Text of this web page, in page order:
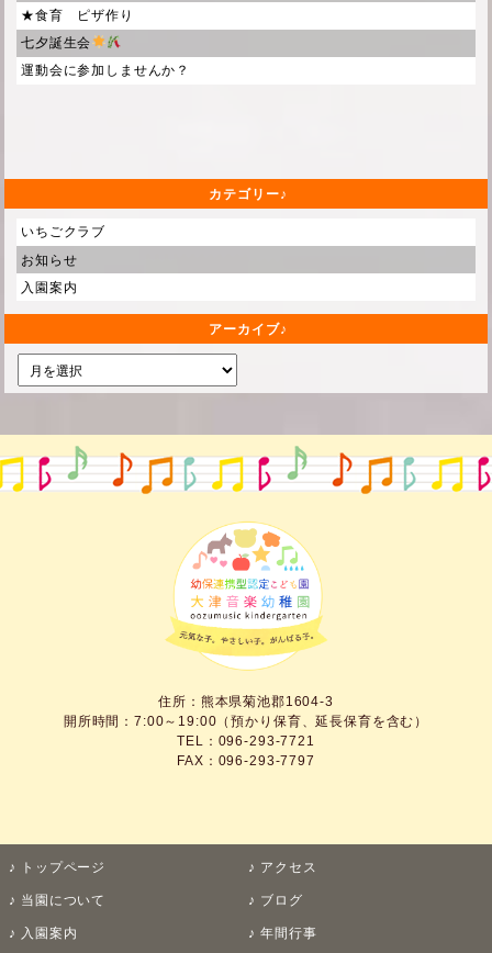
★食育 ピザ作り
七夕誕生会
運動会に参加しませんか？
カテゴリー
いちごクラブ
お知らせ
入園案内
アーカイブ
住所：熊本県菊池郡1604-3
開所時間：7:00～19:00（預かり保育、延長保育を含む）
TEL：096-293-7721
FAX：096-293-7797
トップページ アクセス
当園について ブログ
入園案内 年間行事